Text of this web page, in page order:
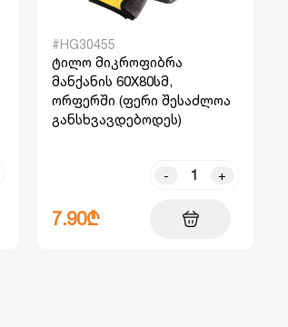
#HG30455
ტილო მიკროფიბრა
მანქანის 60X80სმ,
ორფერში (ფერი შესაძლოა
განსხვავდებოდეს)
- +
7.90₾